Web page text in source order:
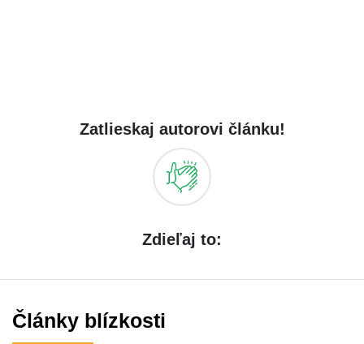
Zatlieskaj autorovi článku!
Zdieľaj to:
Články blízkosti